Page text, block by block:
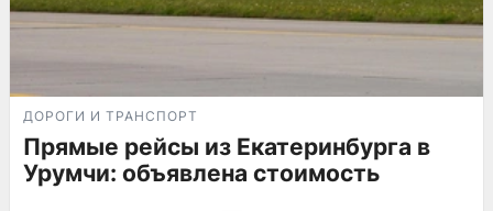
ДОРОГИ И ТРАНСПОРТ
Прямые рейсы из Екатеринбурга в
Урумчи: объявлена стоимость